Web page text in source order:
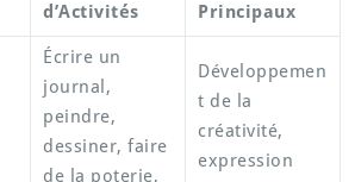
d’Activités
Principaux
Écrire un
journal,
peindre,
dessiner, faire
de la poterie,
Développemen
t de la
créativité,
expression